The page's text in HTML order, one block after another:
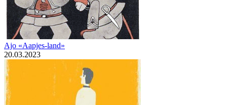
Ajo «Aapjes-land»
20.03.2023